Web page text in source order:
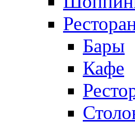
Бары
Кафе